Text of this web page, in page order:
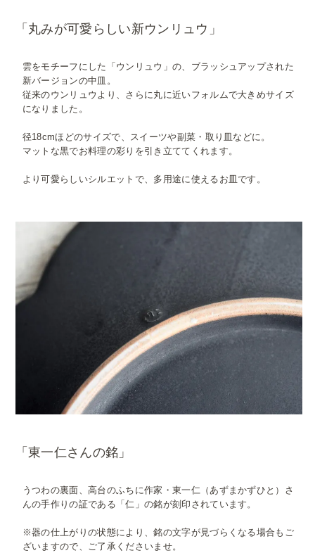
「丸みが可愛らしい新ウンリュウ」
雲をモチーフにした「ウンリュウ」の、ブラッシュアップされた
新バージョンの中皿。
従来のウンリュウより、さらに丸に近いフォルムで大きめサイズ
になりました。
径18cmほどのサイズで、スイーツや副菜・取り皿などに。
マットな黒でお料理の彩りを引き立ててくれます。
より可愛らしいシルエットで、多用途に使えるお皿です。
「東一仁さんの銘」
うつわの裏面、高台のふちに作家・東一仁（あずまかずひと）さ
んの手作りの証である「仁」の銘が刻印されています。
※器の仕上がりの状態により、銘の文字が見づらくなる場合もご
ざいますので、ご了承くださいませ。